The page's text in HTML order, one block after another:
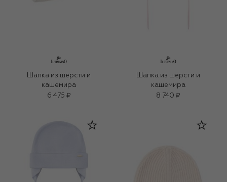
Шапка из шерсти и
кашемира
6 475 ₽
Шапка из шерсти и
кашемира
8 740 ₽